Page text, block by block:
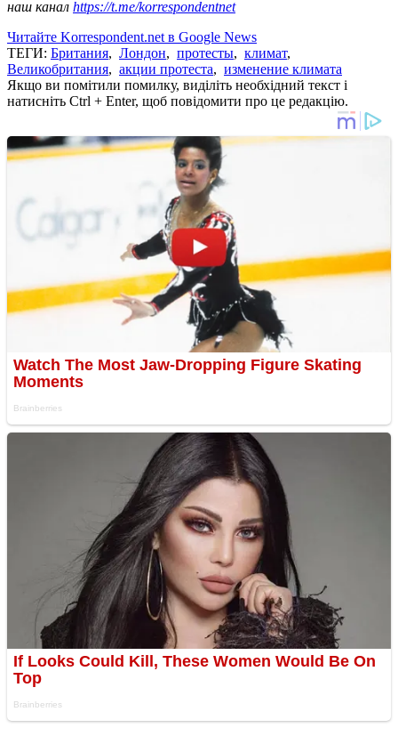
наш канал https://t.me/korrespondentnet
Читайте Korrespondent.net в Google News
ТЕГИ: Британия, Лондон, протесты, климат,
Великобритания, акции протеста, изменение климата
Якщо ви помітили помилку, виділіть необхідний текст і
натисніть Ctrl + Enter, щоб повідомити про це редакцію.